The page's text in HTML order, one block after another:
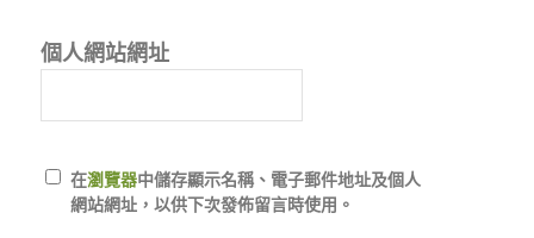
個人網站網址
在瀏覽器中儲存顯示名稱、電子郵件地址及個人
網站網址，以供下次發佈留言時使用。